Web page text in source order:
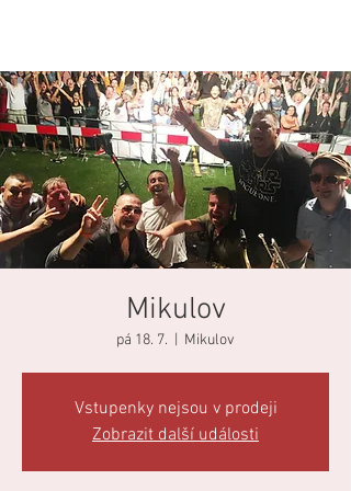
Mikulov
pá 18. 7. Mikulov
Vstupenky nejsou v prodeji
Zobrazit další události